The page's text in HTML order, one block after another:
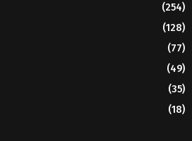
(254)
(128)
(77)
(49)
(35)
(18)